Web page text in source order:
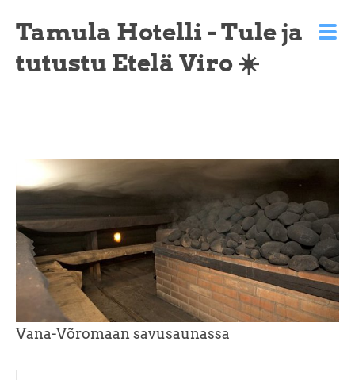
Tamula Hotelli - Tule ja
tutustu Etelä Viro ☀️
Vana-Võromaan savusaunassa